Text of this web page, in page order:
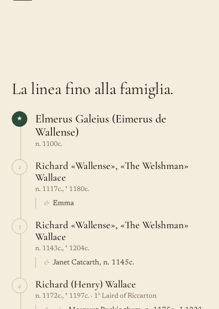
La linea fino alla famiglia.
★
Elmerus Galeius (Eimerus de
Wallense)
n. 1100c.
2
Richard «Wallense», «The Welshman»
Wallace
n. 1117c., † 1180c.
& Emma
3
Richard «Wallense», «The Welshman»
Wallace
n. 1143c., † 1204c.
& Janet Catcarth, n. 1145c.
4 Richard (Henry) Wallace
n. 1172c., † 1197c. · 1° Laird of Riccarton